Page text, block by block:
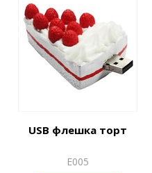
USB флешка торт
Е005